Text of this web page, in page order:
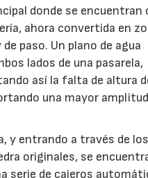
donde se encuentran
ahora convertida en
paso. Un plano de agua
lados de una pasarela,
así la falta de altura
una mayor
y entrando a través de los
originales, se
serie de cajeros